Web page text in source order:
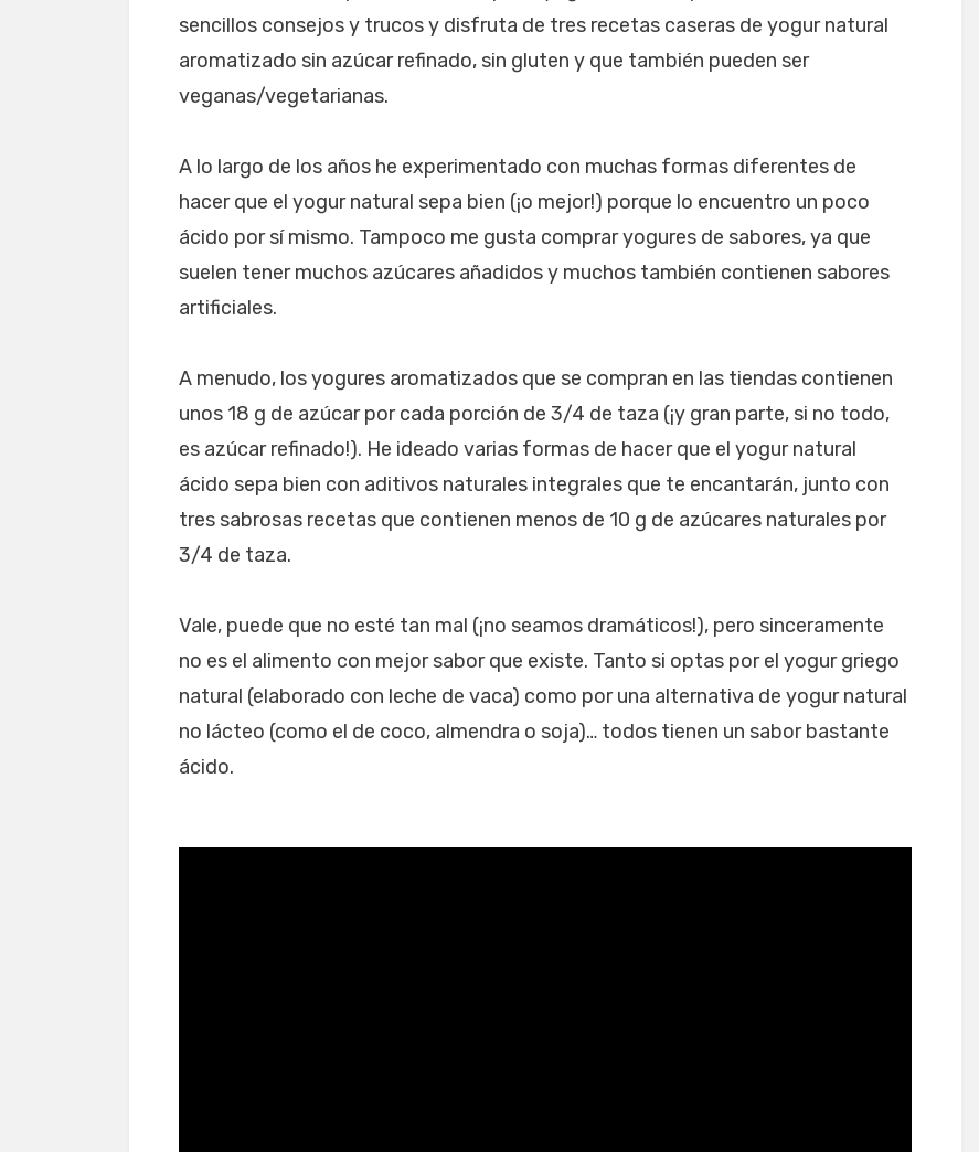
sencillos consejos y trucos y disfruta de tres recetas caseras de yogur natural
aromatizado sin azúcar refinado, sin gluten y que también pueden ser
veganas/vegetarianas.
A lo largo de los años he experimentado con muchas formas diferentes de
hacer que el yogur natural sepa bien (¡o mejor!) porque lo encuentro un poco
ácido por sí mismo. Tampoco me gusta comprar yogures de sabores, ya que
suelen tener muchos azúcares añadidos y muchos también contienen sabores
artificiales.
A menudo, los yogures aromatizados que se compran en las tiendas contienen
unos 18 g de azúcar por cada porción de 3/4 de taza (¡y gran parte, si no todo,
es azúcar refinado!). He ideado varias formas de hacer que el yogur natural
ácido sepa bien con aditivos naturales integrales que te encantarán, junto con
tres sabrosas recetas que contienen menos de 10 g de azúcares naturales por
3/4 de taza.
Vale, puede que no esté tan mal (¡no seamos dramáticos!), pero sinceramente
no es el alimento con mejor sabor que existe. Tanto si optas por el yogur griego
natural (elaborado con leche de vaca) como por una alternativa de yogur natural
no lácteo (como el de coco, almendra o soja)… todos tienen un sabor bastante
ácido.